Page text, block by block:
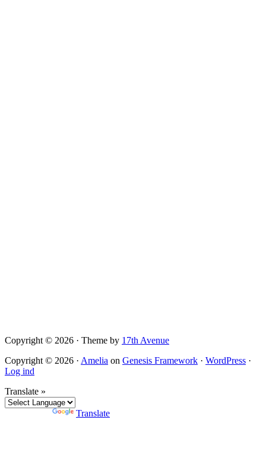
Copyright © 2026 · Theme by 17th Avenue
Copyright © 2026 · Amelia on Genesis Framework · WordPress ·
Log ind
Translate »
Translate